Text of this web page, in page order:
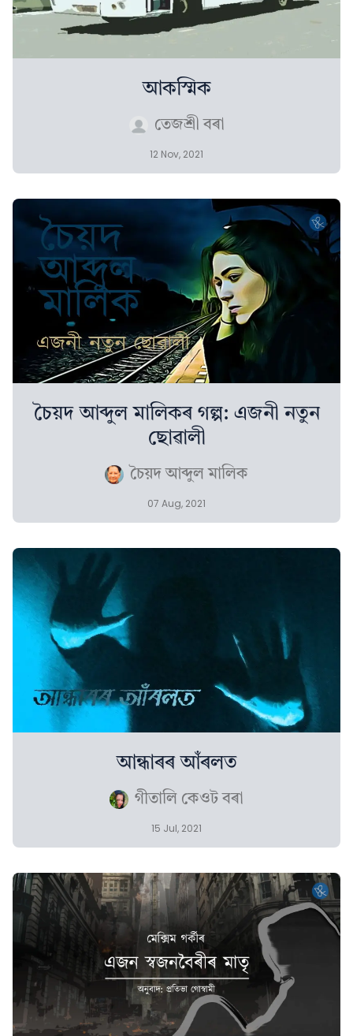
আকস্মিক
তেজশ্ৰী বৰা
12 Nov, 2021
চৈয়দ আব্দুল মালিকৰ গল্প: এজনী নতুন
ছোৱালী
চৈয়দ আব্দুল মালিক
07 Aug, 2021
আন্ধাৰৰ আঁৰলত
গীতালি কেওট বৰা
15 Jul, 2021